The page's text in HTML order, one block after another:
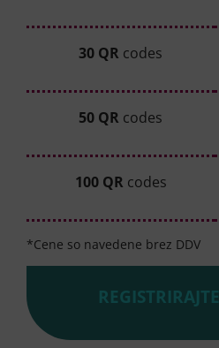
30 QR codes
50 QR codes
100 QR codes
*Cene so navedene brez DDV